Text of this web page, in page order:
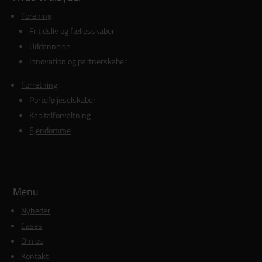
Forening
Fritidsliv og fællesskaber
Uddannelse
Innovation og partnerskaber
Forretning
Porteføljeselskaber
Kapitalforvaltning
Ejendomme
Menu
Nyheder
Cases
Om os
Kontakt